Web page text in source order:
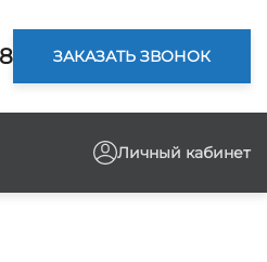
ЗАКАЗАТЬ ЗВОНОК
Личный кабинет